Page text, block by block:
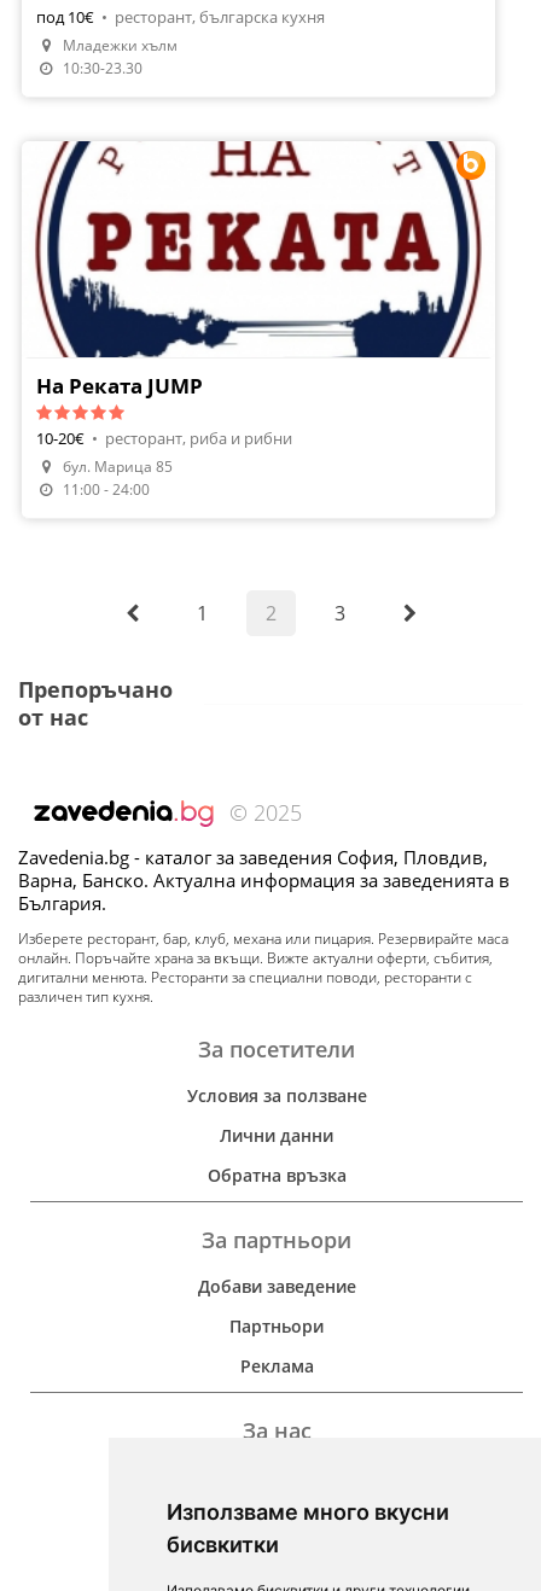
Използваме много вкусни
бисвкитки
под 10€ • ресторант, българска кухня
Младежки хълм
10:30-23.30
Направи Резервация
На Реката JUMP
10-20€ • ресторант, риба и рибни
бул. Марица 85
11:00 - 24:00
1 2 3
Препоръчано
от нас
© 2025
Zavedenia.bg - каталог за заведения София, Пловдив,
Варна, Банско. Актуална информация за заведенията в
България.
Изберете ресторант, бар, клуб, механа или пицария. Резервирайте маса
онлайн. Поръчайте храна за вкъщи. Вижте актуални оферти, събития,
дигитални менюта. Ресторанти за специални поводи, ресторанти с
различен тип кухня.
За посетители
Условия за ползване
Лични данни
Обратна връзка
За партньори
Добави заведение
Партньори
Реклама
За нас
Контакти
For Investors